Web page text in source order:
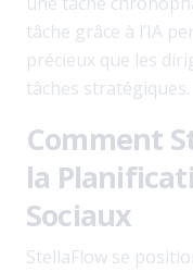
tâche grâce à l’IA
précieux que les
tâches stratégiques.
Comment
la
Sociaux
StellaFlow se